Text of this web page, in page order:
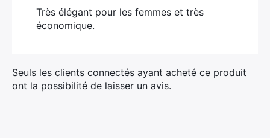
Note
5
Très élégant pour les femmes et très
économique.
Seuls les clients connectés ayant acheté ce produit
ont la possibilité de laisser un avis.
: